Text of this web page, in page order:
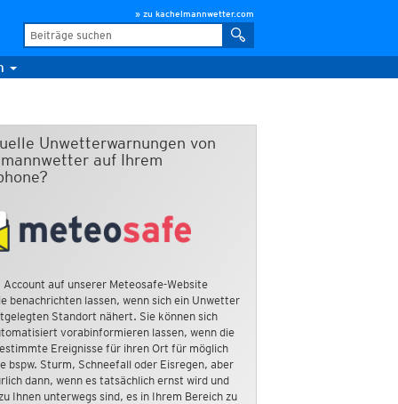
» zu kachelmannwetter.com
Unwetterwarnungen von
auf Ihrem
Account auf unserer Meteosafe-Website
benachrichten lassen, wenn sich ein Unwetter
Standort nähert. Sie können sich
vorabinformieren lassen, wenn die
Ereignisse für ihren Ort für möglich
bspw. Sturm, Schneefall oder Eisregen, aber
dann, wenn es tatsächlich ernst wird und
Ihnen unterwegs sind, es in Ihrem Bereich zu